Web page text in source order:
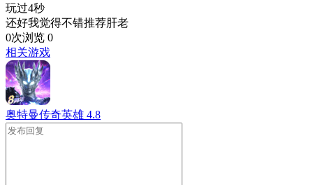
玩过4秒
还好我觉得不错推荐肝老
0次浏览 0
相关游戏
奥特曼传奇英雄 4.8